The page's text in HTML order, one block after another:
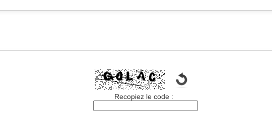
Recopiez le code :